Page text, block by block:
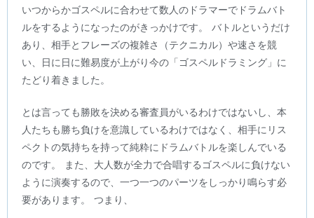
いつからかゴスペルに合わせて数人のドラマーでドラムバト
ルをするようになったのがきっかけです。 バトルというだけ
あり、相手とフレーズの複雑さ（テクニカル）や速さを競
い、日に日に難易度が上がり今の「ゴスペルドラミング」に
たどり着きました。
とは言っても勝敗を決める審査員がいるわけではないし、本
人たちも勝ち負けを意識しているわけではなく、相手にリス
ペクトの気持ちを持って純粋にドラムバトルを楽しんでいる
のです。 また、大人数が全力で合唱するゴスペルに負けない
ように演奏するので、一つ一つのパーツをしっかり鳴らす必
要があります。 つまり、